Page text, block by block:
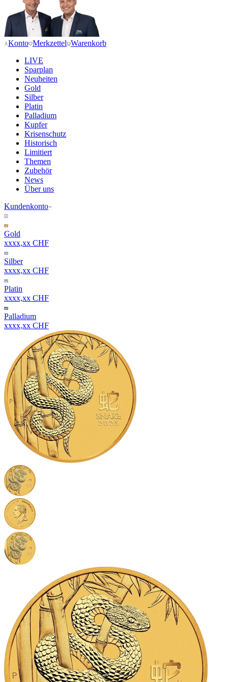
Konto Merkzettel Warenkorb
LIVE
Sparplan
Neuheiten
Gold
Silber
Platin
Palladium
Kupfer
Krisenschutz
Historisch
Limitiert
Themen
Zubehör
News
Über uns
Kundenkonto
Gold
xxxx,xx CHF
Silber
xxxx,xx CHF
Platin
xxxx,xx CHF
Palladium
xxxx,xx CHF